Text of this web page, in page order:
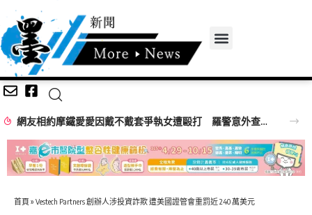
網友相約摩鐵愛愛因戴不戴套爭執女遭毆打 羅警意外查獲改造手槍送辦
首頁 » Vestech Partners 創辦人涉投資詐欺 遭美國證管會重罰近 240 萬美元